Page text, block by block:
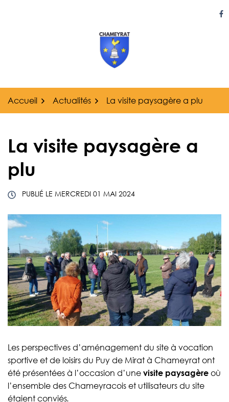
Accueil Actualités La visite paysagère a plu
La visite paysagère a
plu
PUBLIÉ LE MERCREDI 01 MAI 2024
Les perspectives d’aménagement du site à vocation
sportive et de loisirs du Puy de Mirat à Chameyrat ont
été présentées à l’occasion d’une visite paysagère où
l’ensemble des Chameyracois et utilisateurs du site
étaient conviés.